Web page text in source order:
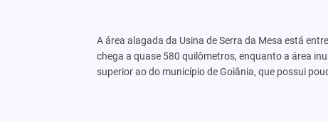
A área alagada da Usina de Serra da Mesa está
chega a quase 580 quilômetros, enquanto a área
superior ao do município de Goiânia, que possui